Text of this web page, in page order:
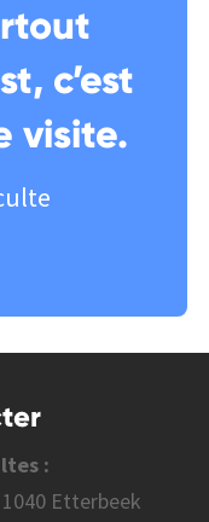
c’est
visite.
:
Etterbeek